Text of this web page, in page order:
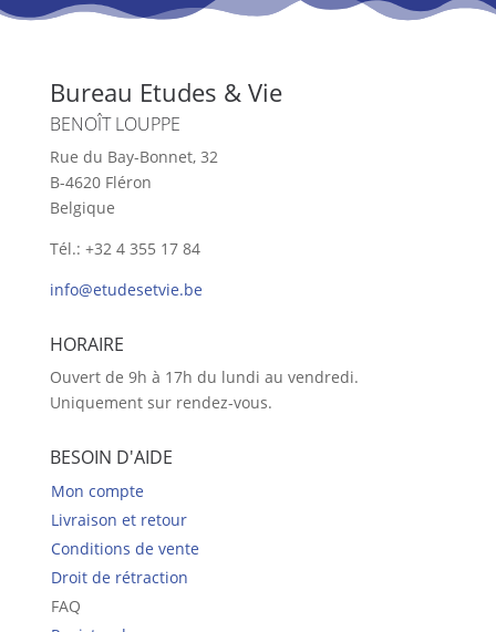
Bureau Etudes & Vie
BENOÎT LOUPPE
Rue du Bay-Bonnet, 32
B-4620 Fléron
Belgique
Tél.: +32 4 355 17 84
info@etudesetvie.be
HORAIRE
Ouvert de 9h à 17h du lundi au vendredi.
Uniquement sur rendez-vous.
BESOIN D'AIDE
Mon compte
Livraison et retour
Conditions de vente
Droit de rétraction
FAQ